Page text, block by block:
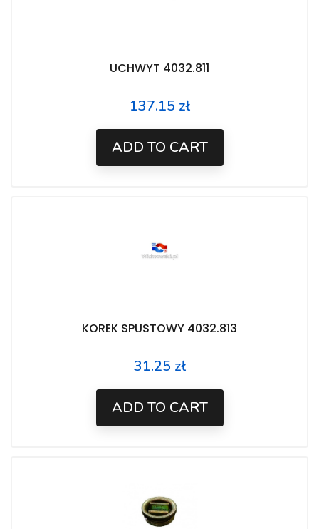
UCHWYT 4032.811
Price
137.15 zł
ADD TO CART
KOREK SPUSTOWY 4032.813
Price
31.25 zł
ADD TO CART